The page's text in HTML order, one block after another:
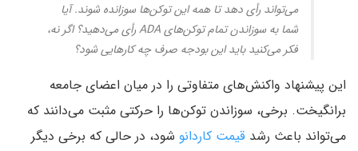
می‌تواند رأی دهد تا همه این توکن‌ها سوزانده شوند. آیا
شما به سوزاندن تمام توکن‌های ADA رأی می‌دهید؟ اگر نه،
فکر می‌کنید باید این بودجه صرف چه کارهایی شود؟
این پیشنهاد واکنش‌های متفاوتی را در میان اعضای جامعه
برانگیخت. برخی، سوزاندن توکن‌ها را حرکتی مثبت می‌دانند که
می‌تواند باعث رشد قیمت کاردانو شود، در حالی که برخی دیگر